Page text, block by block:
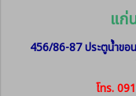
แก่
456/86-87 ประตูน้ำข
โทร.